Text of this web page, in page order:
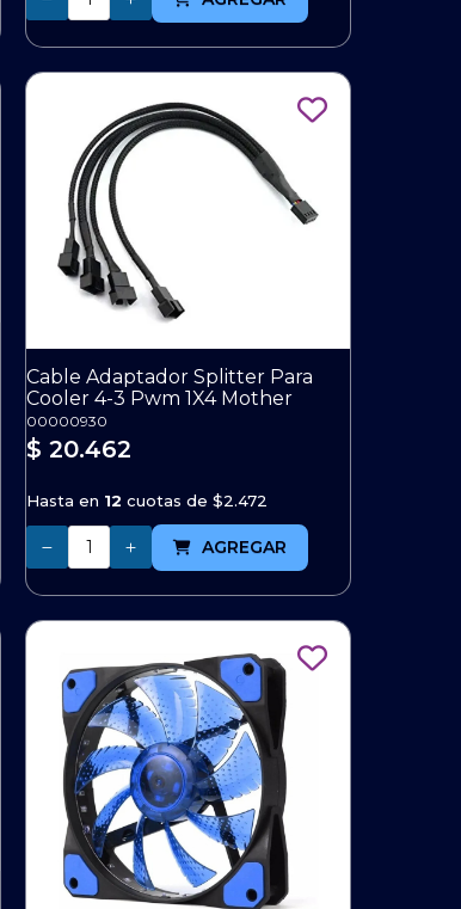
Cable Adaptador Splitter Para
Cooler 4-3 Pwm 1X4 Mother
00000930
$ 20.462
Hasta en 12 cuotas de$2.472
AGREGAR